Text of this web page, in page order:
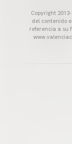
Copyright
del contenido
referencia a su